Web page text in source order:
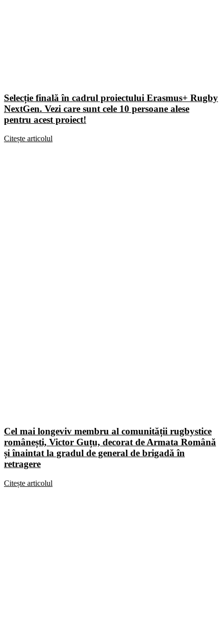
Selecție finală în cadrul proiectului Erasmus+ Rugby
NextGen. Vezi care sunt cele 10 persoane alese
pentru acest proiect!
Citește articolul
Cel mai longeviv membru al comunității rugbystice
românești, Victor Guțu, decorat de Armata Română
și înaintat la gradul de general de brigadă în
retragere
Citește articolul